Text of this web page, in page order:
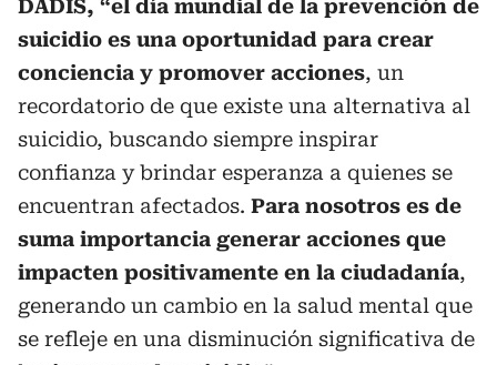
DADIS, “el día mundial de la prevención de
suicidio es una oportunidad para crear
conciencia y promover acciones, un
recordatorio de que existe una alternativa al
suicidio, buscando siempre inspirar
confianza y brindar esperanza a quienes se
encuentran afectados. Para nosotros es de
suma importancia generar acciones que
impacten positivamente en la ciudadanía,
generando un cambio en la salud mental que
se refleje en una disminución significativa de